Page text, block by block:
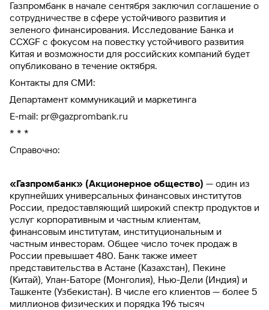
Газпромбанк в начале сентября заключил соглашение о
сотрудничестве в сфере устойчивого развития и
зеленого финансирования. Исследование Банка и
CCXGF с фокусом на повестку устойчивого развития
Китая и возможности для российских компаний будет
опубликовано в течение октября.
Контакты для СМИ:
Департамент коммуникаций и маркетинга
E-mail: pr@gazprombank.ru
* * *
Справочно:
«Газпромбанк» (Акционерное общество) — один из
крупнейших универсальных финансовых институтов
России, предоставляющий широкий спектр продуктов и
услуг корпоративным и частным клиентам,
финансовым институтам, институциональным и
частным инвесторам. Общее число точек продаж в
России превышает 480. Банк также имеет
представительства в Астане (Казахстан), Пекине
(Китай), Улан-Баторе (Монголия), Нью-Дели (Индия) и
Ташкенте (Узбекистан). В числе его клиентов — более 5
миллионов физических и порядка 196 тысяч